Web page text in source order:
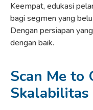
Keempat, edukasi
bagi segmen yang
Dengan persiapan
dengan baik.
Scan Me to
Skalabilitas